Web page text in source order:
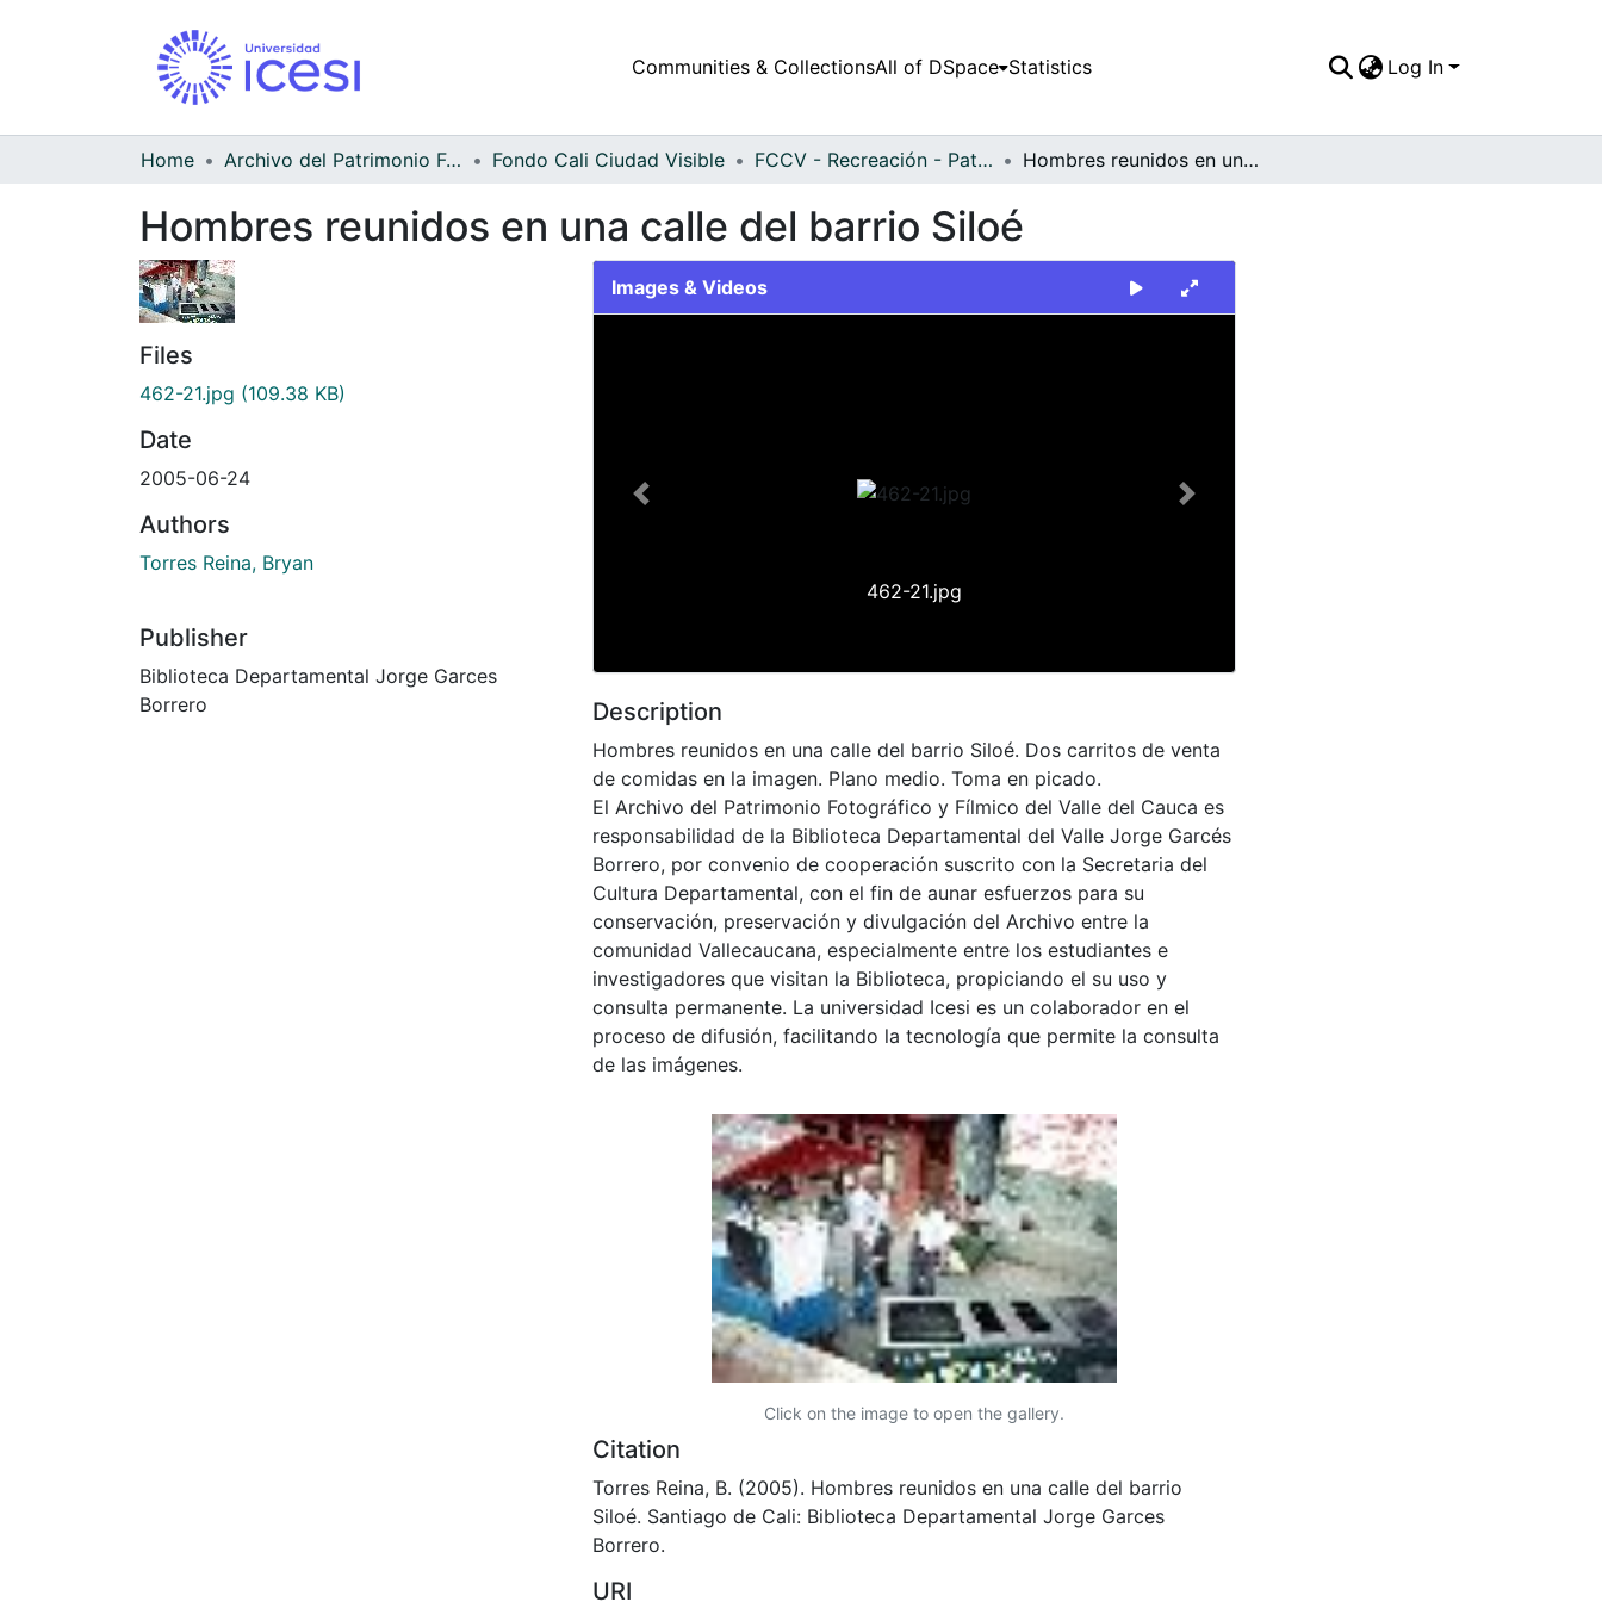
Communities & CollectionsAll of DSpace Statistics Log In
Home Archivo del Patrimonio Fotográfico y Fílmico del Valle del Cauca Fondo Cali Ciudad Visible FCCV - Recreación - Patrimonial Hombres reunidos en una calle del barrio Siloé
Hombres reunidos en una calle del barrio Siloé
Files
462-21.jpg (109.38 KB)
Date
2005-06-24
Authors
Torres Reina, Bryan
Publisher
Biblioteca Departamental Jorge Garces
Borrero
Images & Videos
462-21.jpg
Previous Next
Description
Hombres reunidos en una calle del barrio Siloé. Dos carritos de venta
de comidas en la imagen. Plano medio. Toma en picado.
El Archivo del Patrimonio Fotográfico y Fílmico del Valle del Cauca es
responsabilidad de la Biblioteca Departamental del Valle Jorge Garcés
Borrero, por convenio de cooperación suscrito con la Secretaria del
Cultura Departamental, con el fin de aunar esfuerzos para su
conservación, preservación y divulgación del Archivo entre la
comunidad Vallecaucana, especialmente entre los estudiantes e
investigadores que visitan la Biblioteca, propiciando el su uso y
consulta permanente. La universidad Icesi es un colaborador en el
proceso de difusión, facilitando la tecnología que permite la consulta
de las imágenes.
Click on the image to open the gallery.
Citation
Torres Reina, B. (2005). Hombres reunidos en una calle del barrio
Siloé. Santiago de Cali: Biblioteca Departamental Jorge Garces
Borrero.
URI